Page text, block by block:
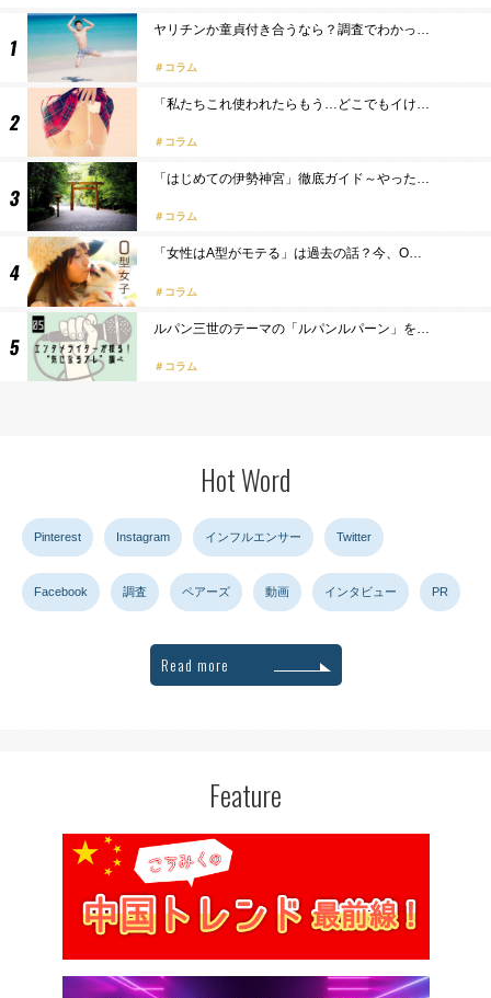
ヤリチンか童貞付き合うなら？調査でわかっ…
コラム
「私たちこれ使われたらもう…どこでもイけ…
コラム
「はじめての伊勢神宮」徹底ガイド～やった…
コラム
「女性はA型がモテる」は過去の話？今、O…
コラム
ルパン三世のテーマの「ルパンルパーン」を…
コラム
Hot Word
Pinterest Instagram インフルエンサー Twitter
Facebook 調査 ペアーズ 動画 インタビュー PR
Read more
Feature